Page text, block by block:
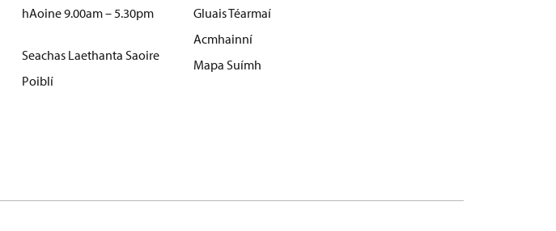
hAoine 9.00am – 5.30pm
Seachas Laethanta Saoire
Poiblí
Gluais Téarmaí
Acmhainní
Mapa Suímh